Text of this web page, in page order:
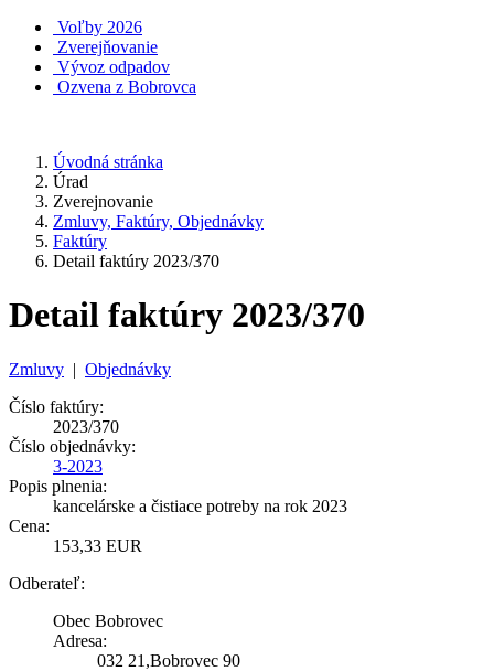
Voľby 2026
Zverejňovanie
Vývoz odpadov
Ozvena z Bobrovca
Úvodná stránka
Úrad
Zverejnovanie
Zmluvy, Faktúry, Objednávky
Faktúry
Detail faktúry 2023/370
Detail faktúry 2023/370
Zmluvy | Objednávky
Číslo faktúry:
2023/370
Číslo objednávky:
3-2023
Popis plnenia:
kancelárske a čistiace potreby na rok 2023
Cena:
153,33 EUR
Odberateľ:
Obec Bobrovec
Adresa:
032 21,Bobrovec 90